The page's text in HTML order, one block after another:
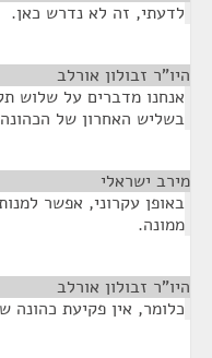
לדעתי, זה לא נדרש כאן.
היו"ר זבולון אורלב
אנחנו מדברים על שלוש
בשליש האחרון של
מירב ישראלי
ממונה.
היו"ר זבולון אורלב
כלומר, אין פקיעת כהונה